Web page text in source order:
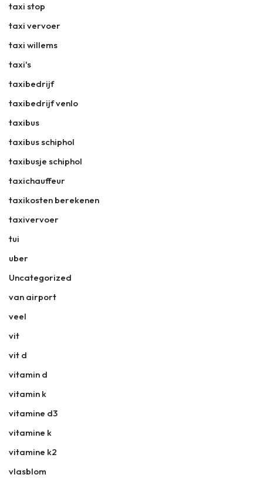
taxi stop
taxi vervoer
taxi willems
taxi's
taxibedrijf
taxibedrijf venlo
taxibus
taxibus schiphol
taxibusje schiphol
taxichauffeur
taxikosten berekenen
taxivervoer
tui
uber
Uncategorized
van airport
veel
vit
vit d
vitamin d
vitamin k
vitamine d3
vitamine k
vitamine k2
vlasblom